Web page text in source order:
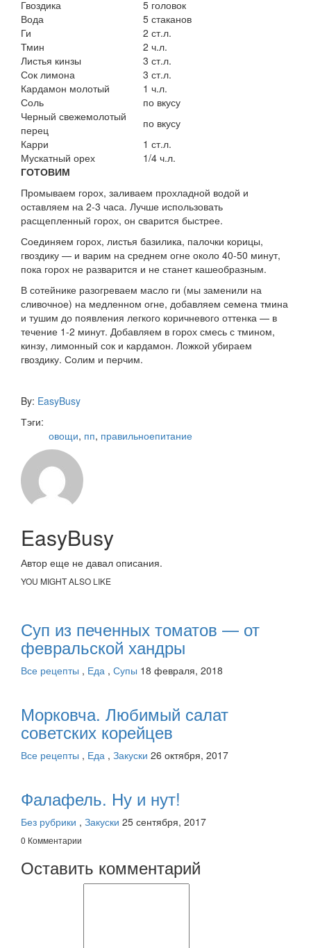
Гвоздика
5 головок
Вода
5 стаканов
Ги
2 ст.л.
Тмин
2 ч.л.
Листья кинзы
3 ст.л.
Сок лимона
3 ст.л.
Кардамон молотый
1 ч.л.
Соль
по вкусу
Черный свежемолотый
перец
по вкусу
Карри
1 ст.л.
Мускатный орех
1/4 ч.л.
ГОТОВИМ
Промываем горох, заливаем прохладной водой и
оставляем на 2-3 часа. Лучше использовать
расщепленный горох, он сварится быстрее.
Соединяем горох, листья базилика, палочки корицы,
гвоздику — и варим на среднем огне около 40-50 минут,
пока горох не разварится и не станет кашеобразным.
В сотейнике разогреваем масло ги (мы заменили на
сливочное) на медленном огне, добавляем семена тмина
и тушим до появления легкого коричневого оттенка — в
течение 1-2 минут. Добавляем в горох смесь с тмином,
кинзу, лимонный сок и кардамон. Ложкой убираем
гвоздику. Солим и перчим.
By: EasyBusy
Тэги:
овощи, пп, правильноепитание
EasyBusy
Автор еще не давал описания.
YOU MIGHT ALSO LIKE
Суп из печенных томатов — от
февральской хандры
Все рецепты , Еда , Супы 18 февраля, 2018
Морковча. Любимый салат
советских корейцев
Все рецепты , Еда , Закуски 26 октября, 2017
Фалафель. Ну и нут!
Без рубрики , Закуски 25 сентября, 2017
0 Комментарии
Оставить комментарий